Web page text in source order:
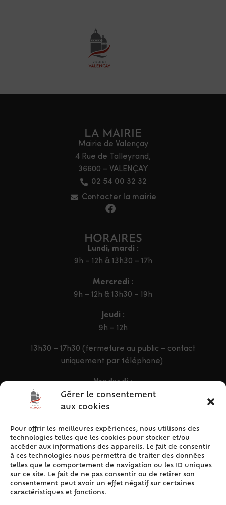
Gérer le consentement
aux cookies
Pour offrir les meilleures expériences, nous utilisons des
technologies telles que les cookies pour stocker et/ou
accéder aux informations des appareils. Le fait de consentir
à ces technologies nous permettra de traiter des données
telles que le comportement de navigation ou les ID uniques
sur ce site. Le fait de ne pas consentir ou de retirer son
consentement peut avoir un effet négatif sur certaines
caractéristiques et fonctions.
LA MAIRIE
Mairie de Valençay
4 Rue de Talleyrand,
36600 – VALENÇAY
02 54 00 32 32
Contacter la mairie
HORAIRES
Lundi, mardi :
9h – 12h & 13h30 – 17h
Mercredi :
9h – 12h & 13h30 – 19h
Jeudi :
9h – 12h
13h30 – 17h30 (fermeture au public – contact
uniquement par téléphone)
Vendredi :
9h – 12h & 13h30 – 16h30
ACCÈS RAPIDE
Accueil
Contact
Plan du site
Mentions légales